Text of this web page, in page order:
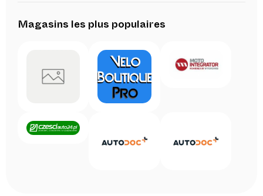
Magasins les plus populaires